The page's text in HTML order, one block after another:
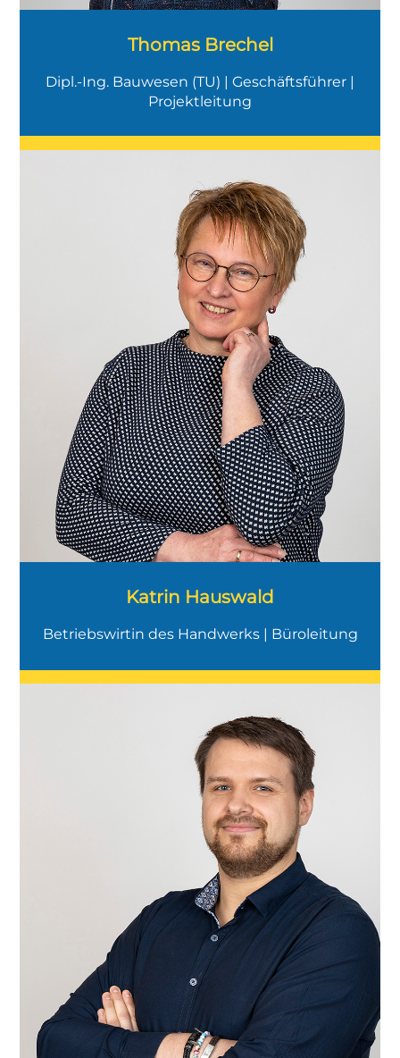
Thomas Brechel
Dipl.-Ing. Bauwesen (TU) | Geschäftsführer |
Projektleitung
Katrin Hauswald
Betriebswirtin des Handwerks | Büroleitung
Vermögen im Leben."
Ich bin erste Ansprechpartnerin für
Bauherren, Lieferanten und
Handwerker, habe Zahlen und Fakten
im Blick und stelle sicher, dass beim
Chef alles reibungslos läuft.
(Antoine de Saint-Exupéry)
Ich bringe euch zum Ziel, kämpfe mich
durch den Ämterdschungel und
kontrolliere als Bauleiter, ob das gebaut
wird, was ich geplant habe.